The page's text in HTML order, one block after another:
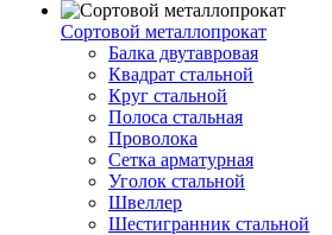
Сортовой металлопрокат
Балка двутавровая
Квадрат стальной
Круг стальной
Полоса стальная
Проволока
Сетка арматурная
Уголок стальной
Швеллер
Шестигранник стальной